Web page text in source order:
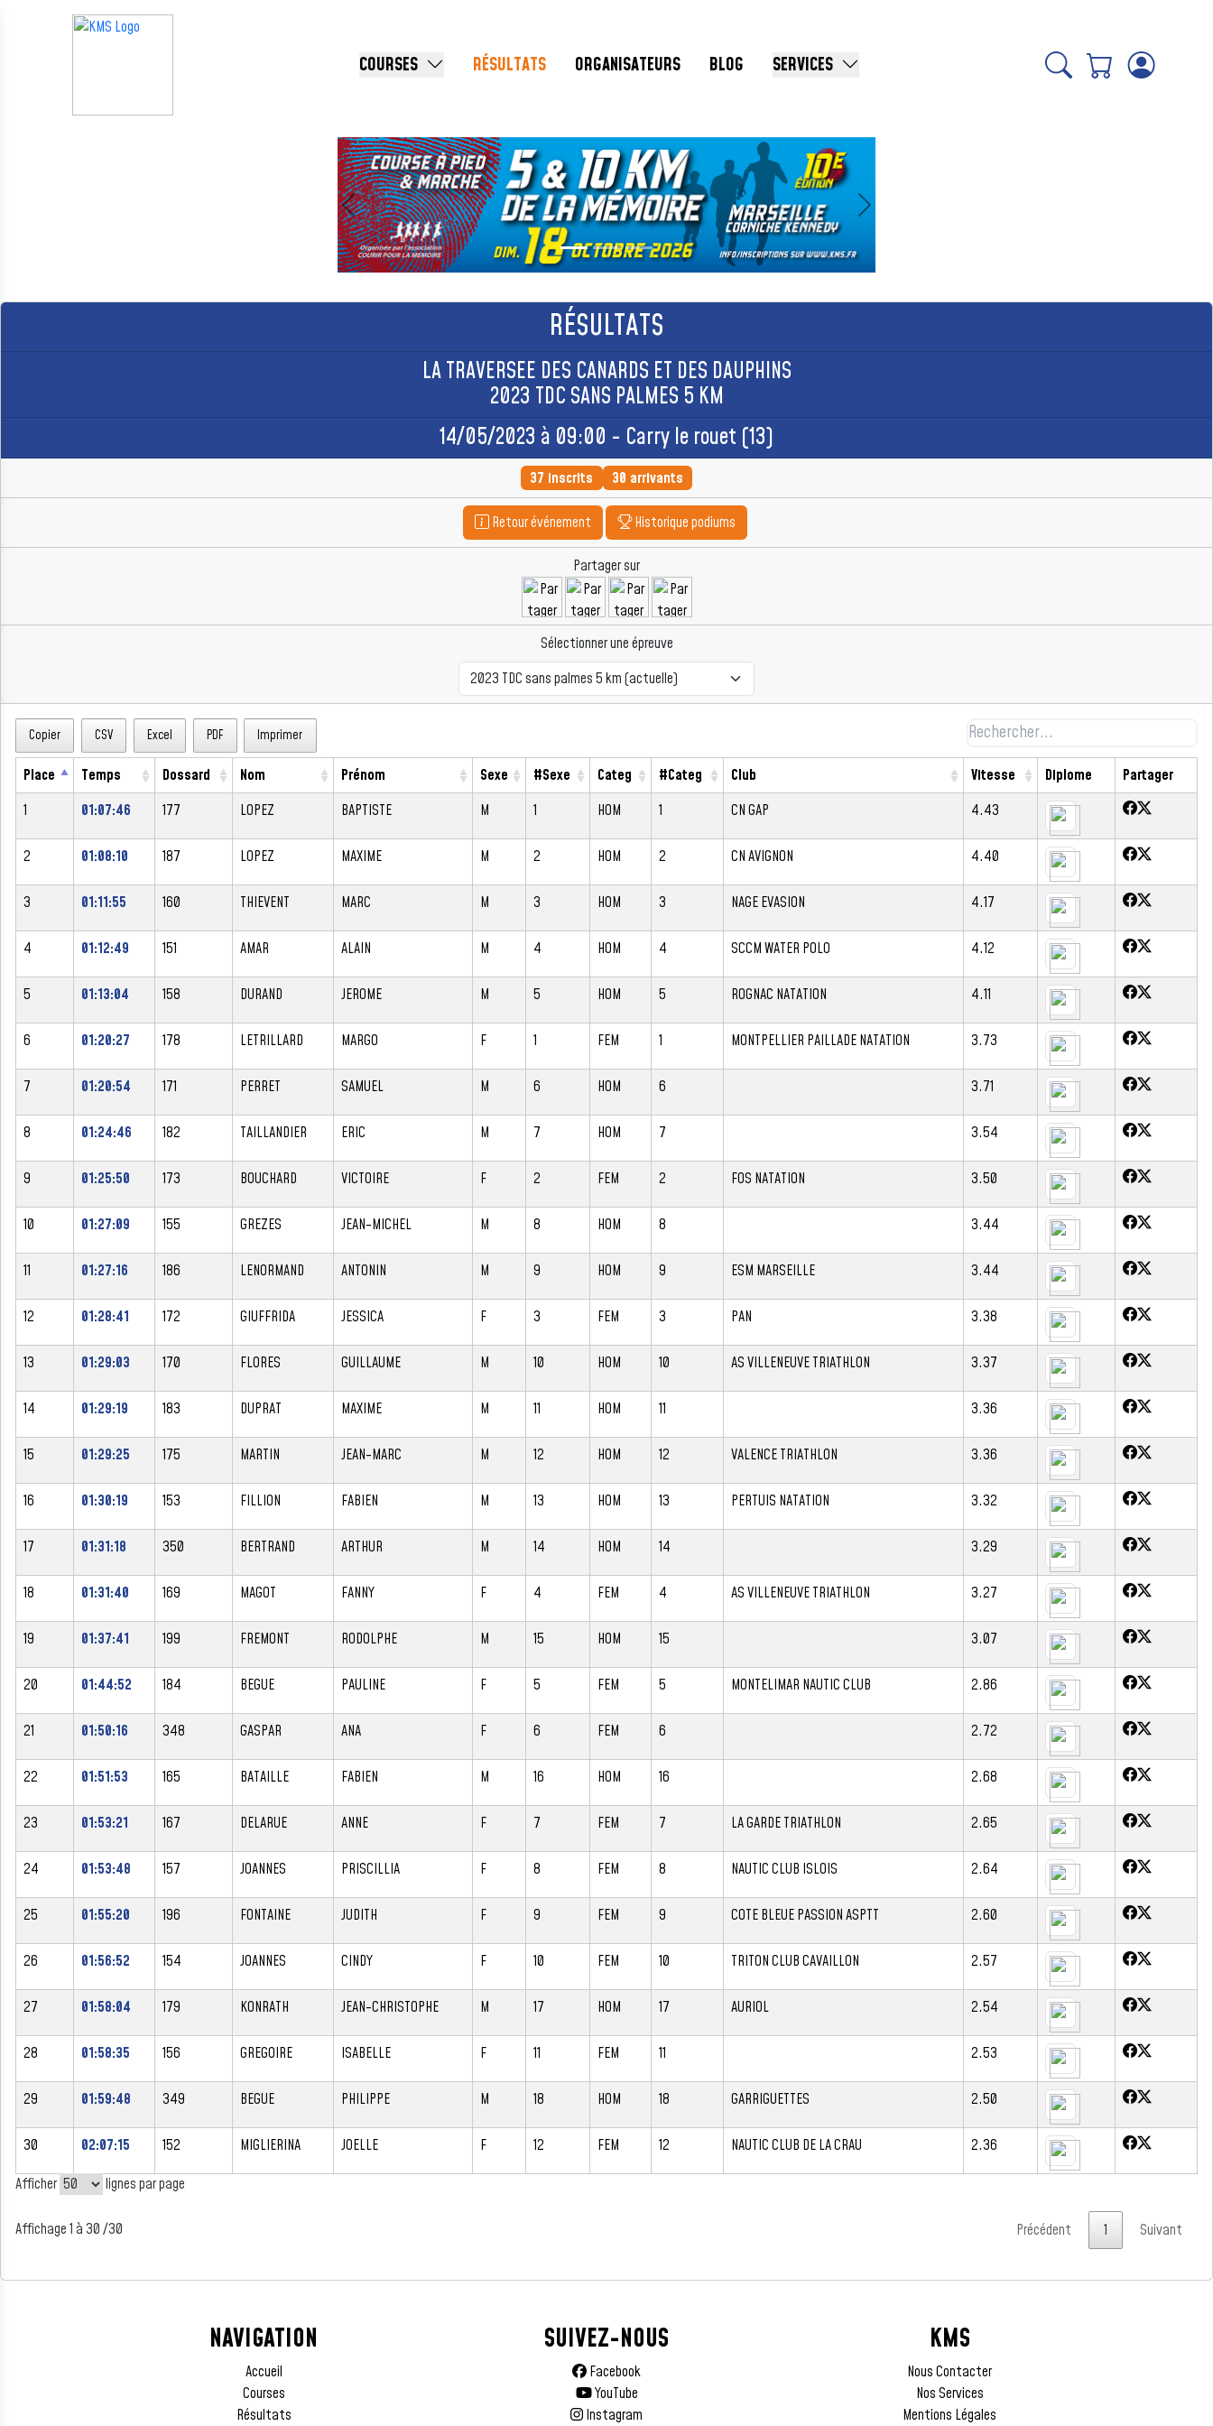
COURSES RÉSULTATS ORGANISATEURS BLOG SERVICES
Précédent Suivant
RÉSULTATS
LA TRAVERSEE DES CANARDS ET DES DAUPHINS
2023 TDC SANS PALMES 5 KM
14/05/2023 à 09:00 - Carry le rouet (13)
37 inscrits 30 arrivants
Retour événement Historique podiums
Partager sur
Sélectionner une épreuve
Copier CSV Excel PDF Imprimer
Place Temps Dossard Nom Prénom Sexe #Sexe Categ #Categ Club Vitesse Diplome
Partager
1
01:07:46 177 LOPEZ BAPTISTE M 1 HOM 1 CN GAP 4.43
2 01:08:10 187 LOPEZ MAXIME M 2 HOM 2 CN AVIGNON 4.40
3 01:11:55 160 THIEVENT MARC M 3 HOM 3 NAGE EVASION 4.17
4 01:12:49 151 AMAR ALAIN M 4 HOM 4 SCCM WATER POLO 4.12
5 01:13:04 158 DURAND JEROME M 5 HOM 5 ROGNAC NATATION 4.11
6 01:20:27 178 LETRILLARD MARGO F 1 FEM 1 MONTPELLIER PAILLADE NATATION 3.73
7 01:20:54 171 PERRET SAMUEL M 6 HOM 6 3.71
8 01:24:46 182 TAILLANDIER ERIC M 7 HOM 7 3.54
9 01:25:50 173 BOUCHARD VICTOIRE F 2 FEM 2 FOS NATATION 3.50
10 01:27:09 155 GREZES JEAN-MICHEL M 8 HOM 8 3.44
11 01:27:16 186 LENORMAND ANTONIN M 9 HOM 9 ESM MARSEILLE 3.44
12 01:28:41 172 GIUFFRIDA JESSICA F 3 FEM 3 PAN 3.38
13 01:29:03 170 FLORES GUILLAUME M 10 HOM 10 AS VILLENEUVE TRIATHLON 3.37
14 01:29:19 183 DUPRAT MAXIME M 11 HOM 11 3.36
15 01:29:25 175 MARTIN JEAN-MARC M 12 HOM 12 VALENCE TRIATHLON 3.36
16 01:30:19 153 FILLION FABIEN M 13 HOM 13 PERTUIS NATATION 3.32
17 01:31:18 350 BERTRAND ARTHUR M 14 HOM 14 3.29
18 01:31:40 169 MAGOT FANNY F 4 FEM 4 AS VILLENEUVE TRIATHLON 3.27
19 01:37:41 199 FREMONT RODOLPHE M 15 HOM 15 3.07
20 01:44:52 184 BEGUE PAULINE F 5 FEM 5 MONTELIMAR NAUTIC CLUB 2.86
21 01:50:16 348 GASPAR ANA F 6 FEM 6 2.72
22 01:51:53 165 BATAILLE FABIEN M 16 HOM 16 2.68
23 01:53:21 167 DELARUE ANNE F 7 FEM 7 LA GARDE TRIATHLON 2.65
24 01:53:48 157 JOANNES PRISCILLIA F 8 FEM 8 NAUTIC CLUB ISLOIS 2.64
25 01:55:20 196 FONTAINE JUDITH F 9 FEM 9 COTE BLEUE PASSION ASPTT 2.60
26 01:56:52 154 JOANNES CINDY F 10 FEM 10 TRITON CLUB CAVAILLON 2.57
27 01:58:04 179 KONRATH JEAN-CHRISTOPHE M 17 HOM 17 AURIOL 2.54
28 01:58:35 156 GREGOIRE ISABELLE F 11 FEM 11 2.53
29 01:59:48 349 BEGUE PHILIPPE M 18 HOM 18 GARRIGUETTES 2.50
30 02:07:15 152 MIGLIERINA JOELLE F 12 FEM 12 NAUTIC CLUB DE LA CRAU
2.36
Afficher
lignes par page
Affichage 1 à 30 /30 Précédent 1 Suivant
NAVIGATION
Accueil
Courses
Résultats
SUIVEZ-NOUS
Facebook
YouTube
Instagram
KMS
Nous Contacter
Nos Services
Mentions Légales
Panneau de gestion des cookies